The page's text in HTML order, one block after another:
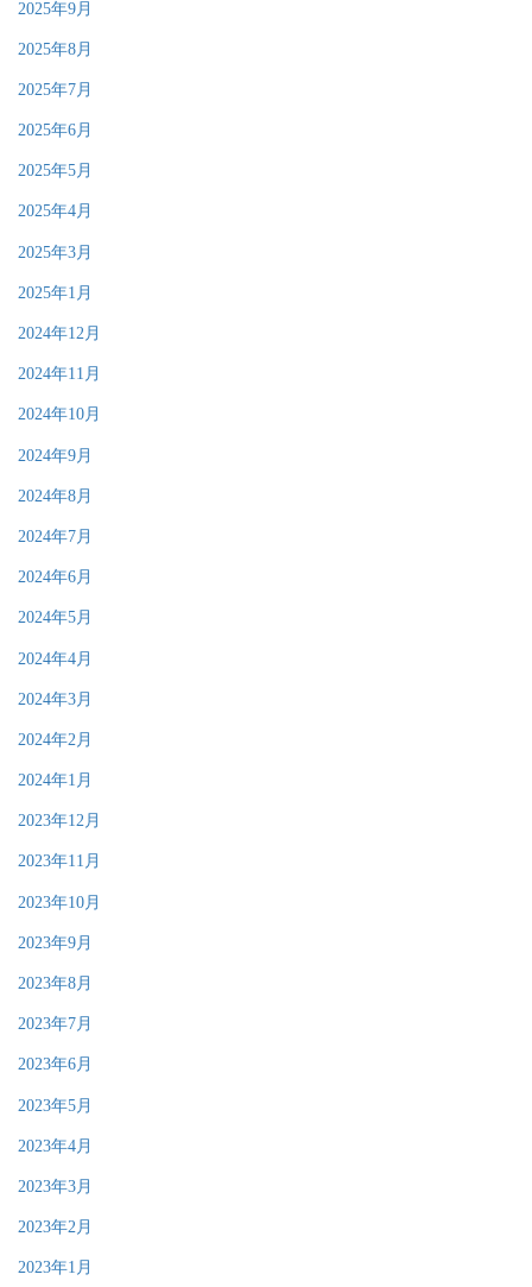
2025年9月
2025年8月
2025年7月
2025年6月
2025年5月
2025年4月
2025年3月
2025年1月
2024年12月
2024年11月
2024年10月
2024年9月
2024年8月
2024年7月
2024年6月
2024年5月
2024年4月
2024年3月
2024年2月
2024年1月
2023年12月
2023年11月
2023年10月
2023年9月
2023年8月
2023年7月
2023年6月
2023年5月
2023年4月
2023年3月
2023年2月
2023年1月